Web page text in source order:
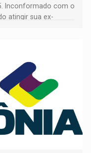
Inconformado com o
atingir sua ex-